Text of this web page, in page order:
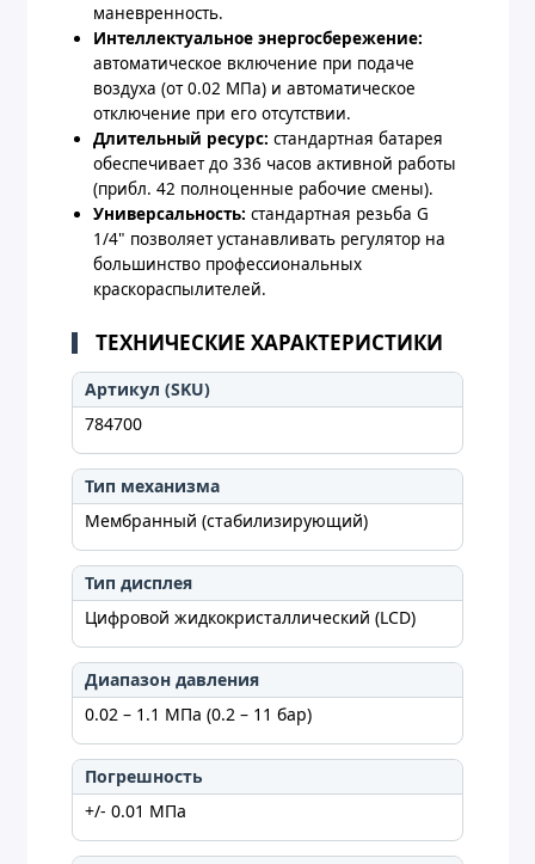
маневренность.
Интеллектуальное энергосбережение:
автоматическое включение при подаче
воздуха (от 0.02 МПа) и автоматическое
отключение при его отсутствии.
Длительный ресурс: стандартная батарея
обеспечивает до 336 часов активной работы
(прибл. 42 полноценные рабочие смены).
Универсальность: стандартная резьба G
1/4" позволяет устанавливать регулятор на
большинство профессиональных
краскораспылителей.
ТЕХНИЧЕСКИЕ ХАРАКТЕРИСТИКИ
Артикул (SKU)
784700
Тип механизма
Мембранный (стабилизирующий)
Тип дисплея
Цифровой жидкокристаллический (LCD)
Диапазон давления
0.02 – 1.1 МПа (0.2 – 11 бар)
Погрешность
+/- 0.01 МПа